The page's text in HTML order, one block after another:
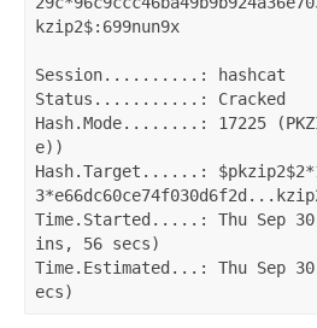
kzip2$:699nun9x
Session..........: hashcat
Status...........: Cracked
Hash.Mode........: 17225
e))
Hash.Target......:
Time.Started.....: Thu Sep 30
ins, 56 secs)
Time.Estimated...: Thu Sep
ecs)